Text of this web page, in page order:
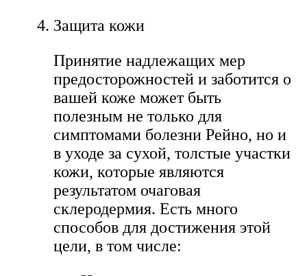
Защита кожи
Принятие надлежащих мер
предосторожностей и заботится о
вашей коже может быть
полезным не только для
симптомами болезни Рейно, но и
в уходе за сухой, толстые участки
кожи, которые являются
результатом очаговая
склеродермия. Есть много
способов для достижения этой
цели, в том числе: